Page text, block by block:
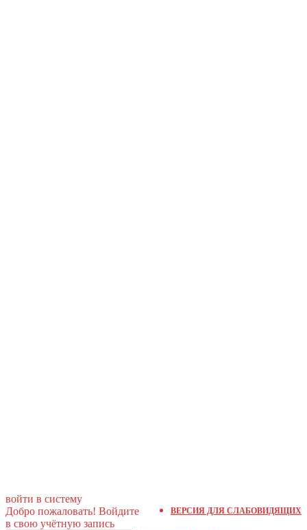
ВЕРСИЯ ДЛЯ СЛАБОВИДЯЩИХ
войти в систему
Добро пожаловать! Войдите
в свою учётную запись